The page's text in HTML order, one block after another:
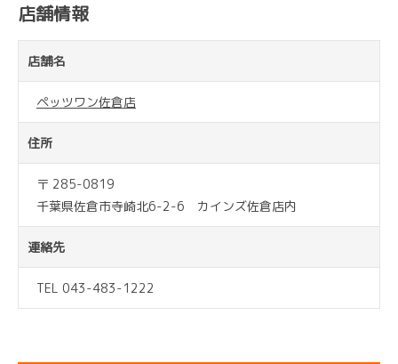
店舗情報
店舗名
ペッツワン佐倉店
住所
〒 285-0819
千葉県佐倉市寺崎北6-2-6 カインズ佐倉店内
連絡先
TEL 043-483-1222